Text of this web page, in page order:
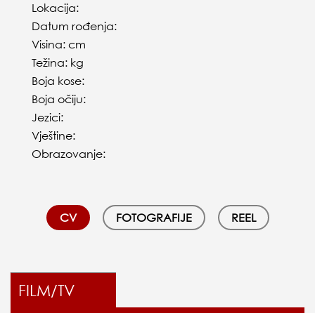
Lokacija:
Datum rođenja:
Visina: cm
Težina: kg
Boja kose:
Boja očiju:
Jezici:
Vještine:
Obrazovanje:
CV FOTOGRAFIJE REEL
FILM/TV